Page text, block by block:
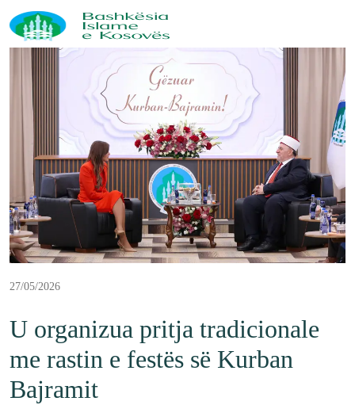
27/05/2026
U organizua pritja tradicionale
me rastin e festës së Kurban
Bajramit